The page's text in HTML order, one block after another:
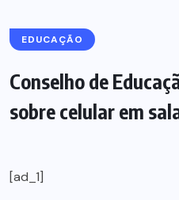
EDUCAÇÃO
Conselho de
sobre celular em
[ad_1]